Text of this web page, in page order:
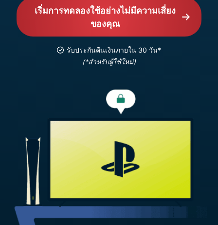
เริ่มการทดลองใช้อย่างไม่มีความเสี่ยง
ของคุณ
รับประกันคืนเงินภายใน 30 วัน*
(*สำหรับผู้ใช้ใหม่)